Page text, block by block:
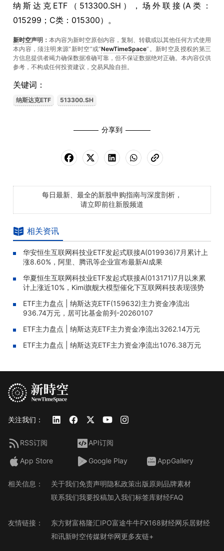
纳斯达克ETF（513300.SH），场外联接(A类：
015299；C类：015300）。
新时空声明： 本内容为新时空原创内容，复制、转载或以其他任何方式使用
本内容，须注明来源“新时空”或“NewTimeSpace”。新时空及授权的第三
方信息提供者竭力确保数据准确可靠，但不保证数据绝对正确。本內容仅供
参考，不构成任何投资建议，交易风险自担。
关键词：
纳斯达克ETF 513300.SH
分享到
每日最新、最全的新股申购指南与深度剖析，
请立即前往新股频道
相关资讯
华安恒生互联网科技业ETF发起式联接A(019936)7月累计上
涨8.60%，阿里、腾讯等企业宣布最新AI成果
华夏恒生互联网科技业ETF发起式联接A(013171)7月以来累
计上涨近10%，Kimi旗舰大模型催化下互联网科技表现强势
ETF主力盘点 | 纳斯达克ETF(159632)主力资金净流出
936.74万元，居可比基金前列-20260107
ETF主力盘点 | 纳斯达克ETF主力资金净流出3262.14万元
ETF主力盘点 | 纳斯达克ETF主力资金净流出1076.38万元
关注我们：
RSS订阅 API订阅
App Store Google Play AppGallery
相关信息： 关于我们免责声明隐私政策出版原则品牌素材
联系我们我要投稿加入我们标签库财经FAQ
友情链接： 东方财富格隆汇IPO富途牛牛FX168财经网乐居财经
和讯新时空传媒财华网更多友链+